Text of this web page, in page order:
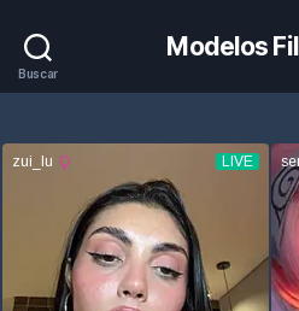
Buscar
Modelos